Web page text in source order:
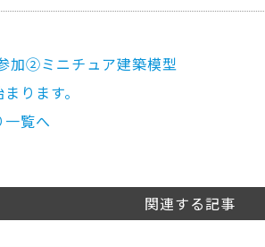
加➁ミニチュア建築模型
ります。
覧へ
関連する記事